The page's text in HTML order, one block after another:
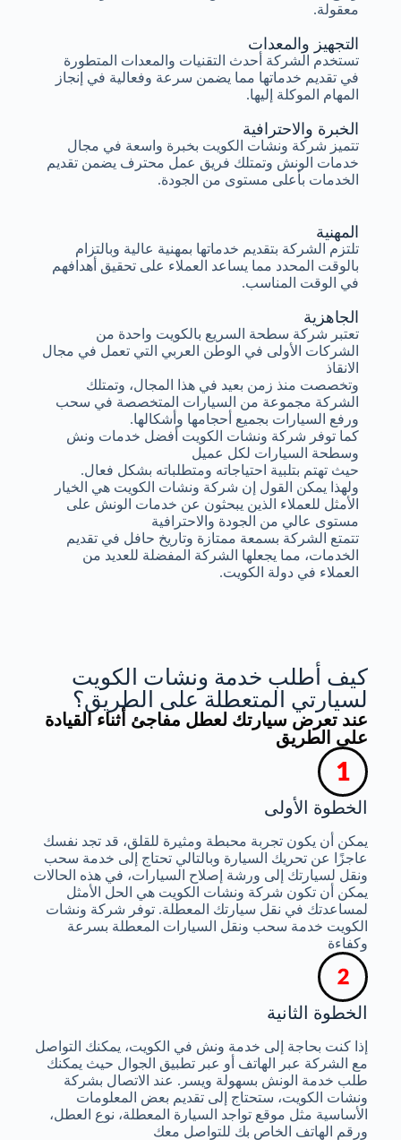
الخبرة والاحترافية
تتميز شركة ونشات الكويت بخبرة واسعة في مجال
خدمات الونش وتمتلك فريق عمل محترف يضمن تقديم
الخدمات بأعلى مستوى من الجودة.
التجهيز والمعدات
تستخدم الشركة أحدث التقنيات والمعدات المتطورة
في تقديم خدماتها مما يضمن سرعة وفعالية في إنجاز
المهام الموكلة إليها.
معقولة.
المهنية
تلتزم الشركة بتقديم خدماتها بمهنية عالية وبالتزام
بالوقت المحدد مما يساعد العملاء على تحقيق أهدافهم
في الوقت المناسب.
الجاهزية
تعتبر شركة سطحة السريع بالكويت واحدة من
الشركات الأولى في الوطن العربي التي تعمل في مجال
الانقاذ
وتخصصت منذ زمن بعيد في هذا المجال، وتمتلك
الشركة مجموعة من السيارات المتخصصة في سحب
ورفع السيارات بجميع أحجامها وأشكالها.
كما توفر شركة ونشات الكويت أفضل خدمات ونش
وسطحة السيارات لكل عميل
حيث تهتم بتلبية احتياجاته ومتطلباته بشكل فعال.
ولهذا يمكن القول إن شركة ونشات الكويت هي الخيار
الأمثل للعملاء الذين يبحثون عن خدمات الونش على
مستوى عالي من الجودة والاحترافية
تتمتع الشركة بسمعة ممتازة وتاريخ حافل في تقديم
الخدمات، مما يجعلها الشركة المفضلة للعديد من
العملاء في دولة الكويت.
كيف أطلب خدمة ونشات الكويت
لسيارتي المتعطلة على الطريق؟
عند تعرض سيارتك لعطل مفاجئ أثناء القيادة
على الطريق
الخطوة الأولى
يمكن أن يكون تجربة محبطة ومثيرة للقلق، قد تجد نفسك
عاجزًا عن تحريك السيارة وبالتالي تحتاج إلى خدمة سحب
ونقل لسيارتك إلى ورشة إصلاح السيارات، في هذه الحالات
يمكن أن تكون شركة ونشات الكويت هي الحل الأمثل
لمساعدتك في نقل سيارتك المعطلة. توفر شركة ونشات
الكويت خدمة سحب ونقل السيارات المعطلة بسرعة
وكفاءة
الخطوة الثانية
إذا كنت بحاجة إلى خدمة ونش في الكويت، يمكنك التواصل
مع الشركة عبر الهاتف أو عبر تطبيق الجوال حيث يمكنك
طلب خدمة الونش بسهولة ويسر. عند الاتصال بشركة
ونشات الكويت، ستحتاج إلى تقديم بعض المعلومات
الأساسية مثل موقع تواجد السيارة المعطلة، نوع العطل،
ورقم الهاتف الخاص بك للتواصل معك